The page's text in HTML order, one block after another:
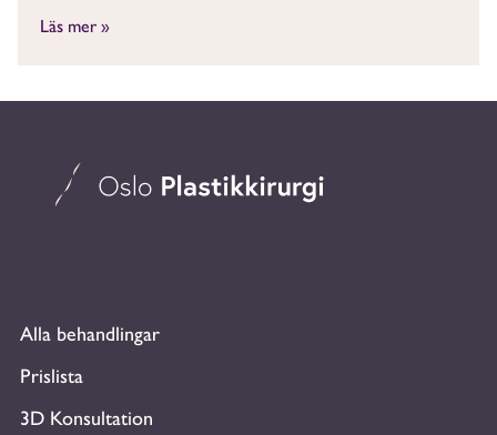
Läs mer »
Alla behandlingar
Prislista
3D Konsultation